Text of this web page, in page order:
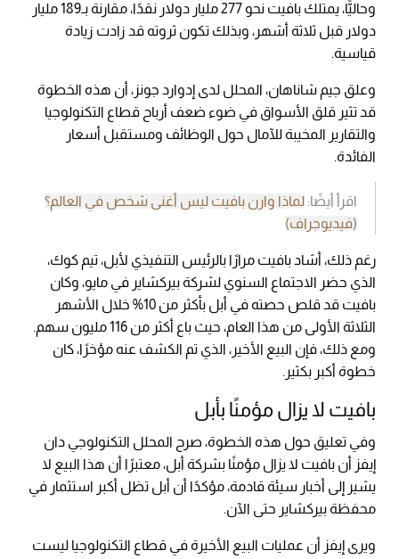
وحاليًّا، يمتلك بافيت نحو 277 مليار دولار نقدًا، مقارنة بـ189 مليار
دولار قبل ثلاثة أشهر، وبذلك تكون ثروته قد زادت زيادة
قياسية.
وعلق جيم شاناهان، المحلل لدى إدوارد جونز، أن هذه الخطوة
قد تثير قلق الأسواق في ضوء ضعف أرباح قطاع التكنولوجيا
والتقارير المخيبة للآمال حول الوظائف ومستقبل أسعار
الفائدة.
اقرأ أيضًا: لماذا وارن بافيت ليس أغنى شخص في العالم؟
(فيديوجراف)
رغم ذلك، أشاد بافيت مرارًا بالرئيس التنفيذي لأبل، تيم كوك،
الذي حضر الاجتماع السنوي لشركة بيركشاير في مايو، وكان
بافيت قد قلص حصته في أبل بأكثر من 10% خلال الأشهر
الثلاثة الأولى من هذا العام، حيث باع أكثر من 116 مليون سهم.
ومع ذلك، فإن البيع الأخير، الذي تم الكشف عنه مؤخرًا، كان
خطوة أكبر بكثير.
بافيت لا يزال مؤمنًا بأبل
وفي تعليق حول هذه الخطوة، صرح المحلل التكنولوجي دان
إيفز أن بافيت لا يزال مؤمنًا بشركة أبل، معتبرًا أن هذا البيع لا
يشير إلى أخبار سيئة قادمة، مؤكدًا أن أبل تظل أكبر استثمار في
محفظة بيركشاير حتى الآن.
ويرى إيفز أن عمليات البيع الأخيرة في قطاع التكنولوجيا ليست